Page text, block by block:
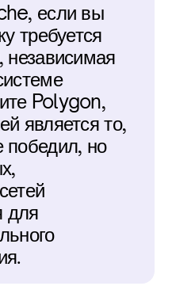
если вы
требуется
Polygon,
является то,
но
для